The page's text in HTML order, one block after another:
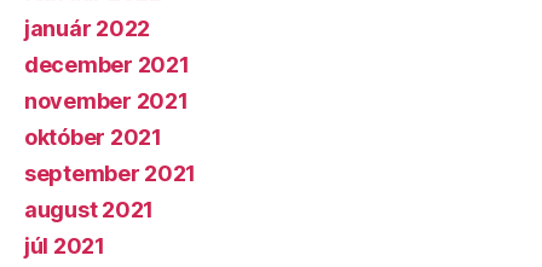
január 2022
december 2021
november 2021
október 2021
september 2021
august 2021
júl 2021